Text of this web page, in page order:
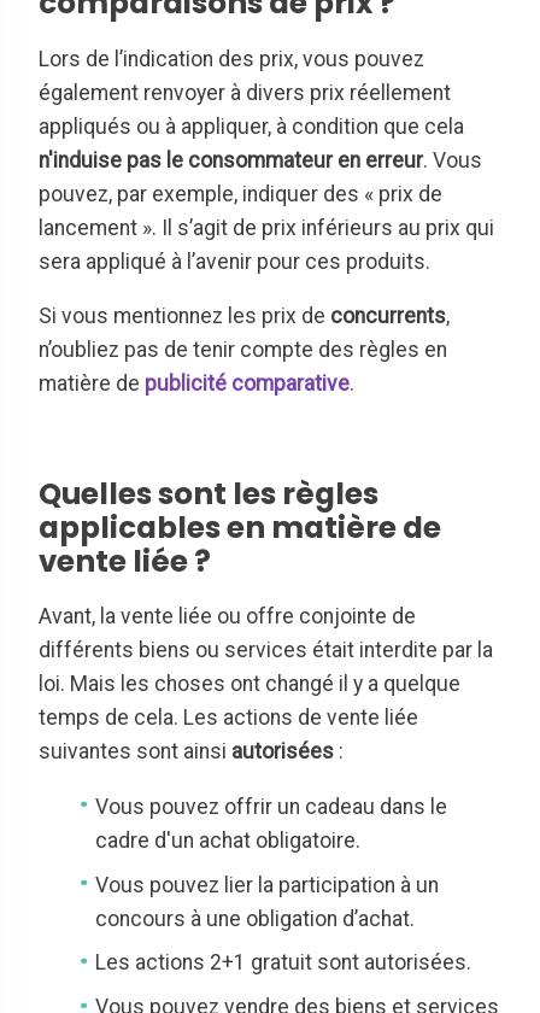
Lors de l’indication des prix, vous pouvez
également renvoyer à divers prix réellement
appliqués ou à appliquer, à condition que cela
n'induise pas le consommateur en erreur. Vous
pouvez, par exemple, indiquer des « prix de
lancement ». Il s’agit de prix inférieurs au prix qui
sera appliqué à l’avenir pour ces produits.
Si vous mentionnez les prix de concurrents,
n’oubliez pas de tenir compte des règles en
matière de publicité comparative.
Quelles sont les règles
applicables en matière de
vente liée ?
Avant, la vente liée ou offre conjointe de
différents biens ou services était interdite par la
loi. Mais les choses ont changé il y a quelque
temps de cela. Les actions de vente liée
suivantes sont ainsi autorisées :
Vous pouvez offrir un cadeau dans le
cadre d'un achat obligatoire.
Vous pouvez lier la participation à un
concours à une obligation d’achat.
Les actions 2+1 gratuit sont autorisées.
Vous pouvez vendre des biens et services